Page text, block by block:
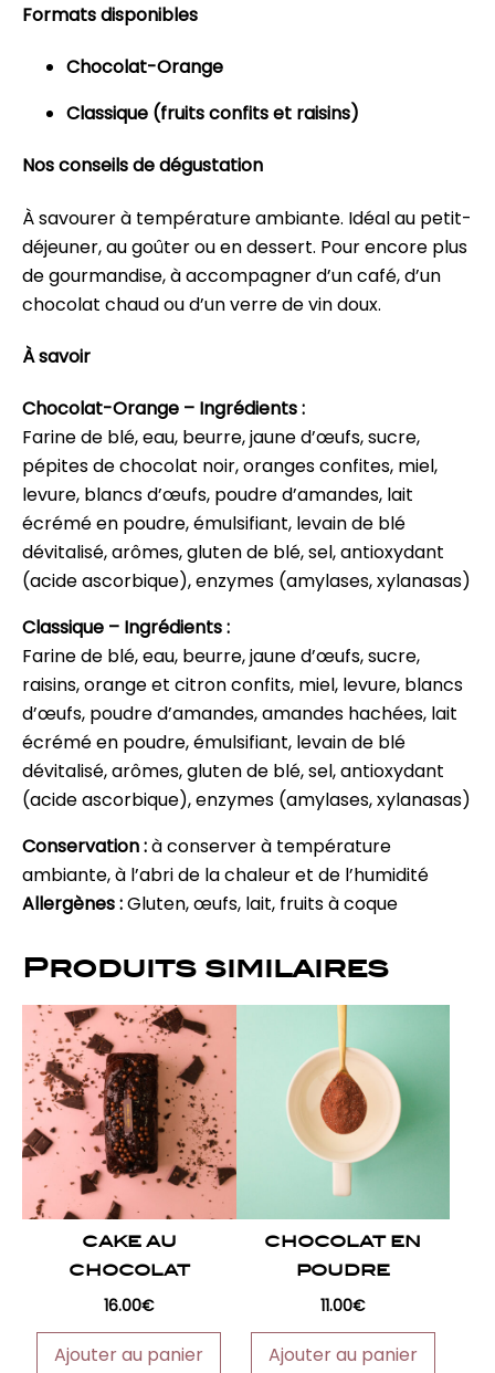
Formats disponibles
Chocolat-Orange
Classique (fruits confits et raisins)
Nos conseils de dégustation
À savourer à température ambiante. Idéal au petit-
déjeuner, au goûter ou en dessert. Pour encore plus
de gourmandise, à accompagner d’un café, d’un
chocolat chaud ou d’un verre de vin doux.
À savoir
Chocolat-Orange – Ingrédients :
Farine de blé, eau, beurre, jaune d’œufs, sucre,
pépites de chocolat noir, oranges confites, miel,
levure, blancs d’œufs, poudre d’amandes, lait
écrémé en poudre, émulsifiant, levain de blé
dévitalisé, arômes, gluten de blé, sel, antioxydant
(acide ascorbique), enzymes (amylases, xylanasas)
Classique – Ingrédients :
Farine de blé, eau, beurre, jaune d’œufs, sucre,
raisins, orange et citron confits, miel, levure, blancs
d’œufs, poudre d’amandes, amandes hachées, lait
écrémé en poudre, émulsifiant, levain de blé
dévitalisé, arômes, gluten de blé, sel, antioxydant
(acide ascorbique), enzymes (amylases, xylanasas)
Conservation :à conserver à température
ambiante, à l’abri de la chaleur et de l’humidité
Allergènes :Gluten, œufs, lait, fruits à coque
Produits similaires
CAKE AU
CHOCOLAT
16.00€
Ajouter au panier
CHOCOLAT EN
POUDRE
11.00€
Ajouter au panier